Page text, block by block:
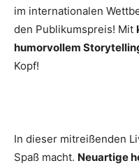
im internationalen
den Publikumspreis! Mit
humorvollem
Kopf!
In dieser mitreißenden
Spaß macht. Neuartige